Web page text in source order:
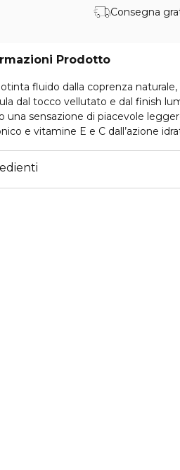
Consegna
Prodotto
fluido dalla coprenza
dal tocco vellutato e dal finish
una sensazione di piacevole
e vitamine E e C dall’azione